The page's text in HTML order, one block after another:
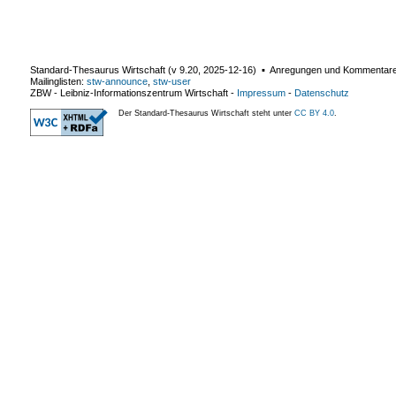
Standard-Thesaurus Wirtschaft (v 9.20 2025-12-16) ▪ Anregungen und
Mailinglisten: stw-announce stw-user
ZBW - Leibniz-Informationszentrum Wirtschaft - Impressum - Datenschutz
Der Standard-Thesaurus Wirtschaft steht unter CC BY 4.0